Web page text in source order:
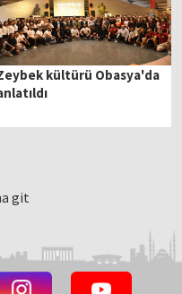
kültürü Obasya'da
git